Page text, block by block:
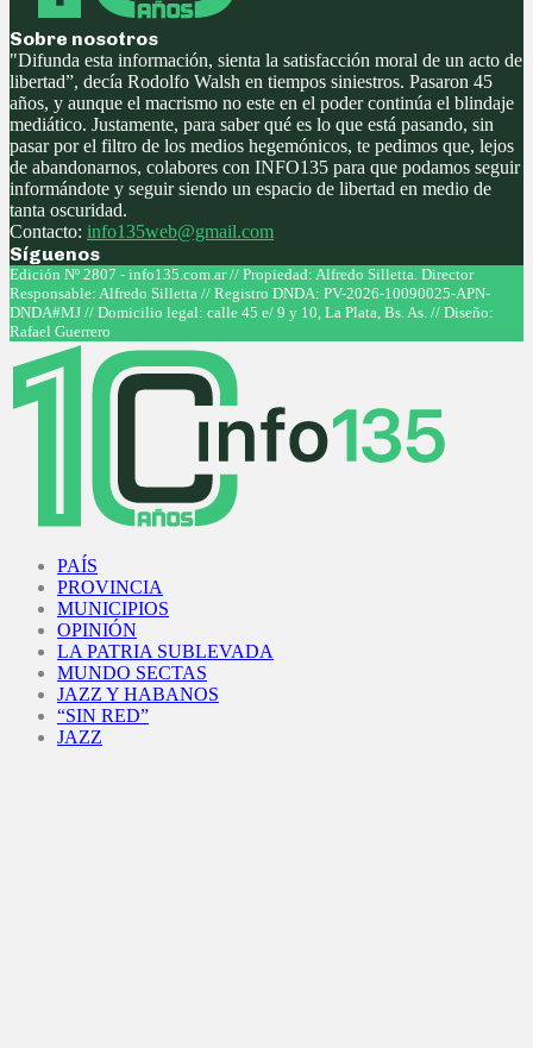
Sobre nosotros
"Difunda esta información, sienta la satisfacción moral de un acto de
libertad”, decía Rodolfo Walsh en tiempos siniestros. Pasaron 45
años, y aunque el macrismo no este en el poder continúa el blindaje
mediático. Justamente, para saber qué es lo que está pasando, sin
pasar por el filtro de los medios hegemónicos, te pedimos que, lejos
de abandonarnos, colabores con INFO135 para que podamos seguir
informándote y seguir siendo un espacio de libertad en medio de
tanta oscuridad.
Contacto: info135web@gmail.com
Síguenos
Facebook
Twitter
Instagram
Youtube
Edición Nº 2807 - info135.com.ar // Propiedad: Alfredo Silletta. Director
Responsable: Alfredo Silletta // Registro DNDA: PV-2026-10090025-APN-
DNDA#MJ // Domicilio legal: calle 45 e/ 9 y 10, La Plata, Bs. As. // Diseño:
Rafael Guerrero
PAÍS
PROVINCIA
MUNICIPIOS
OPINIÓN
LA PATRIA SUBLEVADA
MUNDO SECTAS
JAZZ Y HABANOS
“SIN RED”
JAZZ